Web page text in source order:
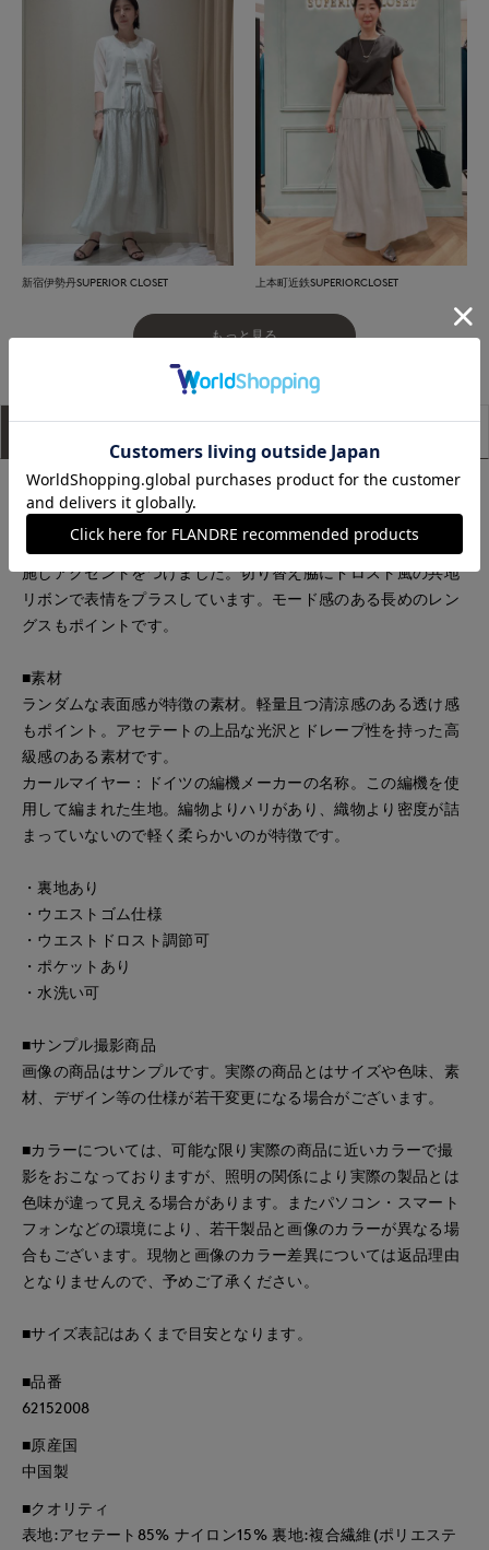
新宿伊勢丹SUPERIOR CLOSET 上本町近鉄SUPERIORCLOSET
もっと見る
■デザイン
素材感を活かした表情豊かなギャザースカート。ウエストゴム
仕様でイージーな着心地です。切り替え位置にゴムギャザーを
施しアクセントをつけました。切り替え脇にドロスト風の共地
リボンで表情をプラスしています。モード感のある長めのレン
グスもポイントです。
■素材
ランダムな表面感が特徴の素材。軽量且つ清涼感のある透け感
もポイント。アセテートの上品な光沢とドレープ性を持った高
級感のある素材です。
カールマイヤー：ドイツの編機メーカーの名称。この編機を使
用して編まれた生地。編物よりハリがあり、織物より密度が詰
まっていないので軽く柔らかいのが特徴です。
・裏地あり
・ウエストゴム仕様
・ウエストドロスト調節可
・ポケットあり
・水洗い可
■サンプル撮影商品
画像の商品はサンプルです。実際の商品とはサイズや色味、素
材、デザイン等の仕様が若干変更になる場合がございます。
■カラーについては、可能な限り実際の商品に近いカラーで撮
影をおこなっておりますが、照明の関係により実際の製品とは
色味が違って見える場合があります。またパソコン・スマート
フォンなどの環境により、若干製品と画像のカラーが異なる場
合もございます。現物と画像のカラー差異については返品理由
となりませんので、予めご了承ください。
■サイズ表記はあくまで目安となります。
■品番
62152008
■原産国
中国製
■クオリティ
表地:アセテート85% ナイロン15% 裏地:複合繊維(ポリエステ